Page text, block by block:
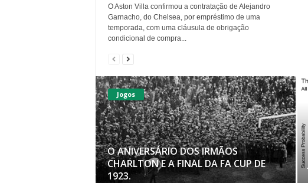
O Aston Villa confirmou a contratação de Alejandro
Garnacho, do Chelsea, por empréstimo de uma
temporada, com uma cláusula de obrigação
condicional de compra...
Jogos
O ANIVERSÁRIO DOS IRMÃOS
CHARLTON E A FINAL DA FA CUP DE
1923.